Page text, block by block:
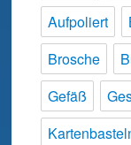
Aufpoliert
Brosche
Gefäß